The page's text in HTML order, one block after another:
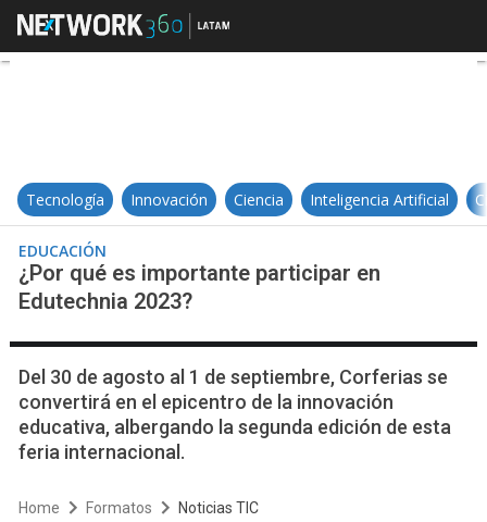
¿Por qué es importante
Tecnología Innovación Ciencia Inteligencia Artificial
EDUCACIÓN
¿Por qué es importante participar en
Edutechnia 2023?
Del 30 de agosto al 1 de septiembre, Corferias se
convertirá en el epicentro de la innovación
educativa, albergando la segunda edición de esta
feria internacional.
Home Formatos Noticias TIC